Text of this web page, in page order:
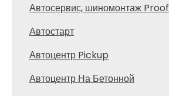
Автосервис, шиномонтаж Proof
Автостарт
Автоцентр Pickup
Автоцентр На Бетонной